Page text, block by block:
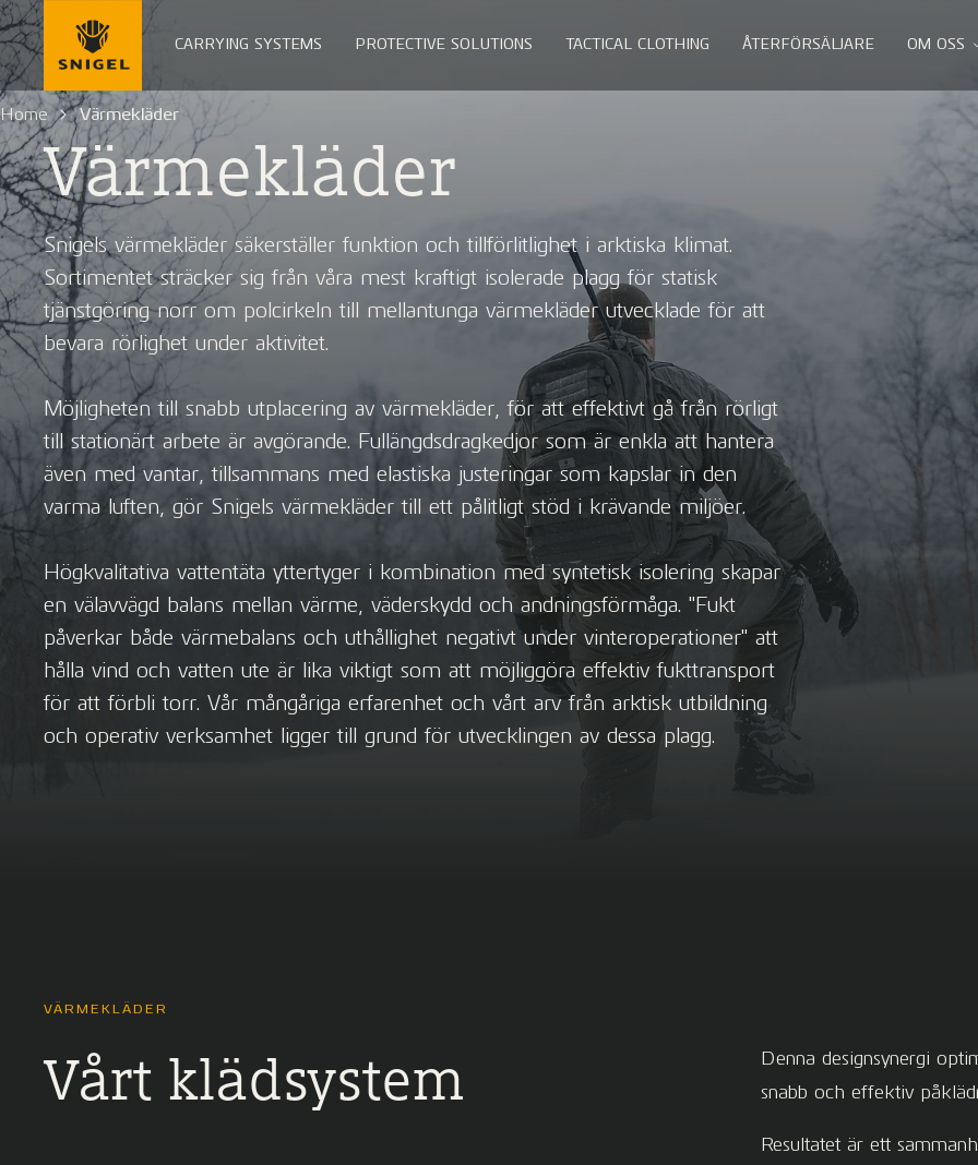
CARRYING SYSTEMS PROTECTIVE SOLUTIONS TACTICAL CLOTHING ÅTERFÖRSÄLJARE OM OSS
Home Värmekläder
Värmekläder
Snigels värmekläder säkerställer funktion och tillförlitlighet i arktiska klimat.
Sortimentet sträcker sig från våra mest kraftigt isolerade plagg för statisk
tjänstgöring norr om polcirkeln till mellantunga värmekläder utvecklade för att
bevara rörlighet under aktivitet.
Möjligheten till snabb utplacering av värmekläder, för att effektivt gå från rörligt
till stationärt arbete är avgörande. Fullängdsdragkedjor som är enkla att hantera
även med vantar, tillsammans med elastiska justeringar som kapslar in den
varma luften, gör Snigels värmekläder till ett pålitligt stöd i krävande miljöer.
Högkvalitativa vattentäta yttertyger i kombination med syntetisk isolering skapar
en välavvägd balans mellan värme, väderskydd och andningsförmåga. "Fukt
påverkar både värmebalans och uthållighet negativt under vinteroperationer" att
hålla vind och vatten ute är lika viktigt som att möjliggöra effektiv fukttransport
för att förbli torr. Vår mångåriga erfarenhet och vårt arv från arktisk utbildning
och operativ verksamhet ligger till grund för utvecklingen av dessa plagg.
VÄRMEKLÄDER
Vårt klädsystem
Denna designsynergi
snabb och effektiv
Resultatet är ett